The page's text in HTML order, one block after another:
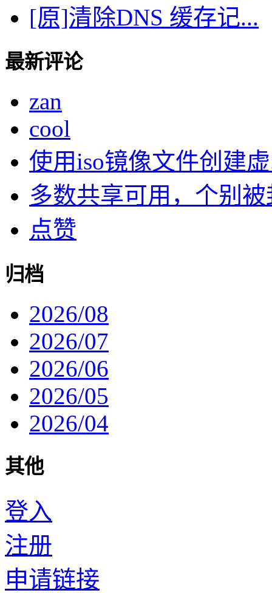
[原]清除DNS 缓存记...
最新评论
zan
cool
使用iso镜像文件创建
多数共享可用，个别被
点赞
归档
2026/08
2026/07
2026/06
2026/05
2026/04
其他
登入
注册
申请链接